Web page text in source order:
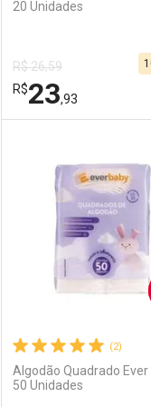
Comprar sem
Por R$ 33,19/cada
Comprar sem
Por R$ 33,19/cada
20 Unidades
R$ 26,59
R$23,93
Laboratório
Por Menos
(2)
Algodão Quadrado Ever
50 Unidades